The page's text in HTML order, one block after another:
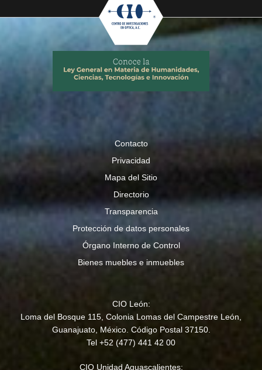
Contacto
Privacidad
Mapa del Sitio
Directorio
Transparencia
Protección de datos personales
Órgano Interno de Control
Bienes muebles e inmuebles
CIO León:
Loma del Bosque 115, Colonia Lomas del Campestre León,
Guanajuato, México. Código Postal 37150.
Tel +52 (477) 441 42 00
CIO Unidad Aguascalientes: